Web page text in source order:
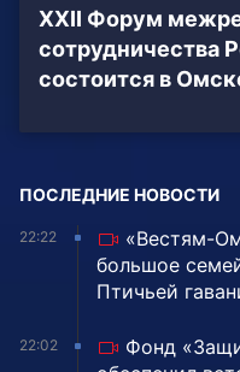
XXII Форум
сотрудничества
состоится в
ПОСЛЕДНИЕ НОВОСТИ
22:22
«Вестям-
большое
Птичьей
22:02
Фонд